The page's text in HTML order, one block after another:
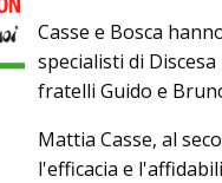
Casse e Bosca
specialisti di
fratelli Guido e
Mattia Casse, al
l'efficacia e